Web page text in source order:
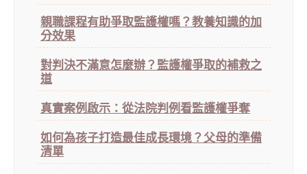
親職課程有助爭取監護權嗎？教養知識的加
分效果
對判決不滿意怎麼辦？監護權爭取的補救之
道
真實案例啟示：從法院判例看監護權爭奪
如何為孩子打造最佳成長環境？父母的準備
清單